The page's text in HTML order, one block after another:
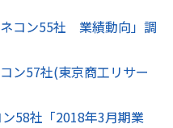
コン55社 業績動向」調
ン57社(東京商工リサー
58社「2018年3月期業